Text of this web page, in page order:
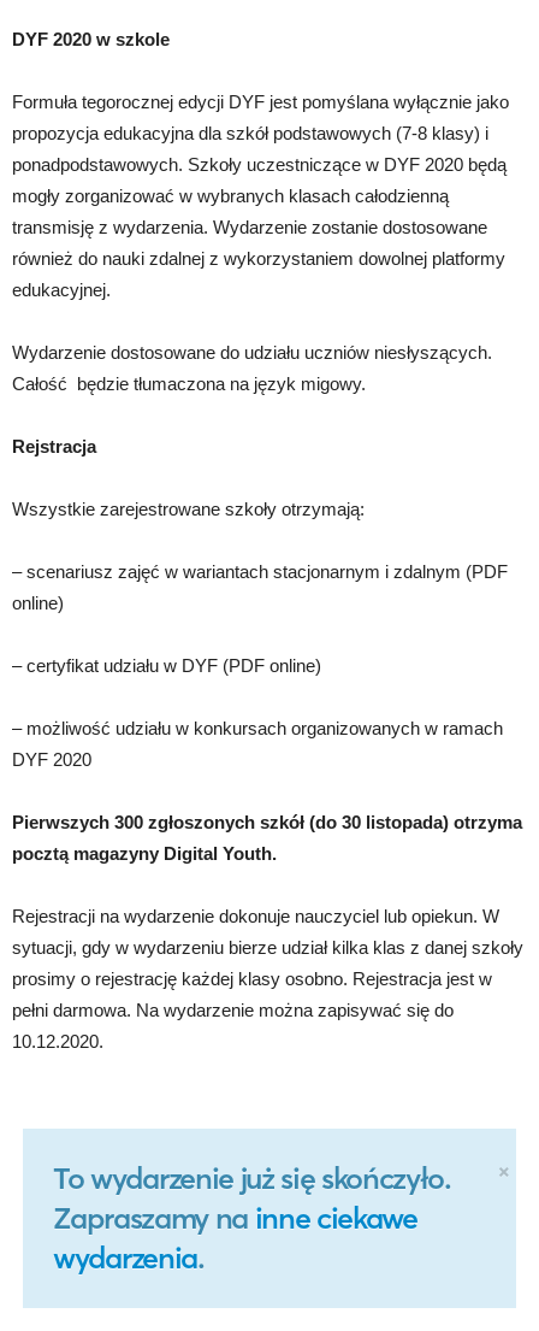
DYF 2020 w szkole
Formuła tegorocznej edycji DYF jest pomyślana wyłącznie jako
propozycja edukacyjna dla szkół podstawowych (7-8 klasy) i
ponadpodstawowych. Szkoły uczestniczące w DYF 2020 będą
mogły zorganizować w wybranych klasach całodzienną
transmisję z wydarzenia. Wydarzenie zostanie dostosowane
również do nauki zdalnej z wykorzystaniem dowolnej platformy
edukacyjnej.
Wydarzenie dostosowane do udziału uczniów niesłyszących.
Całość będzie tłumaczona na język migowy.
Rejstracja
Wszystkie zarejestrowane szkoły otrzymają:
– scenariusz zajęć w wariantach stacjonarnym i zdalnym (PDF
online)
– certyfikat udziału w DYF (PDF online)
– możliwość udziału w konkursach organizowanych w ramach
DYF 2020
Pierwszych 300 zgłoszonych szkół (do 30 listopada) otrzyma
pocztą magazyny Digital Youth.
Rejestracji na wydarzenie dokonuje nauczyciel lub opiekun. W
sytuacji, gdy w wydarzeniu bierze udział kilka klas z danej szkoły
prosimy o rejestrację każdej klasy osobno. Rejestracja jest w
pełni darmowa. Na wydarzenie można zapisywać się do
10.12.2020.